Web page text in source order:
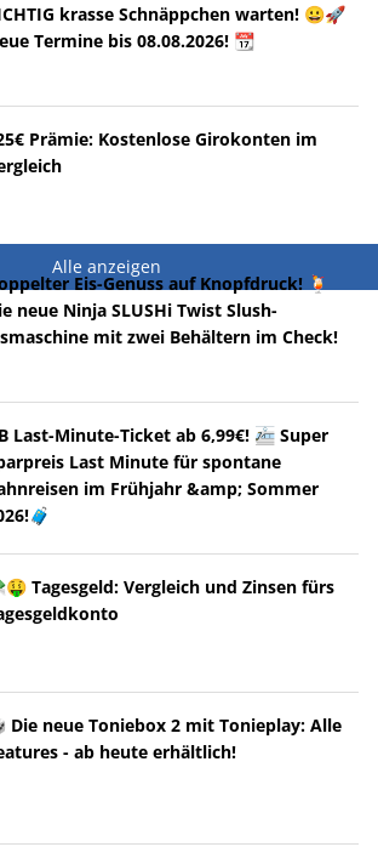
krasse Schnäppchen warten! 😀🚀
Termine bis 08.08.2026! 📆
Prämie: Kostenlose Girokonten im
Alle anzeigen
Eis-Genuss auf Knopfdruck! 🍹
neue Ninja SLUSHi Twist Slush-
mit zwei Behältern im Check!
Last-Minute-Ticket ab 6,99€! 🚈 Super
Last Minute für spontane
im Frühjahr &amp; Sommer
Tagesgeld: Vergleich und Zinsen fürs
Die neue Toniebox 2 mit Tonieplay: Alle
- ab heute erhältlich!